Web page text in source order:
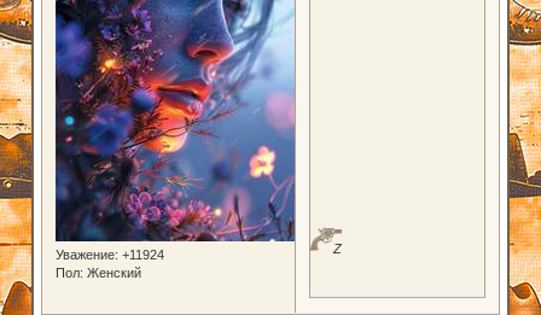
Уважение: +11924
Пол: Женский
Z